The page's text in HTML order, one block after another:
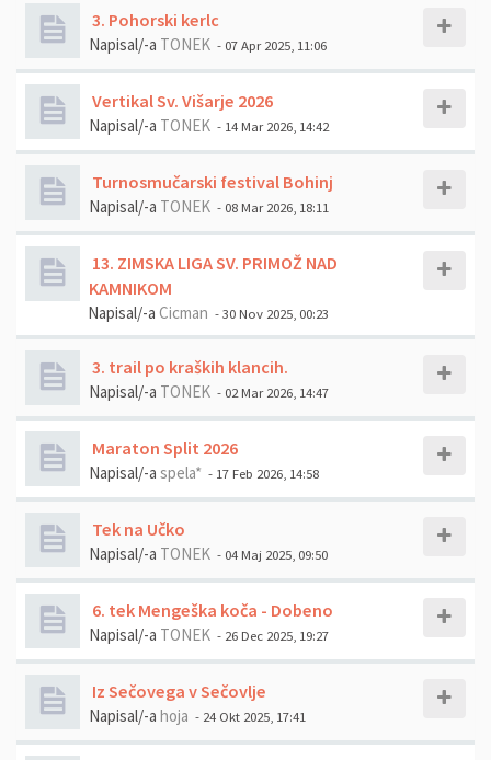
3. Pohorski kerlc
Napisal/-a TONEK - 07 Apr 2025, 11:06
Vertikal Sv. Višarje 2026
Napisal/-a TONEK - 14 Mar 2026, 14:42
Turnosmučarski festival Bohinj
Napisal/-a TONEK - 08 Mar 2026, 18:11
13. ZIMSKA LIGA SV. PRIMOŽ NAD
KAMNIKOM
Napisal/-a Cicman - 30 Nov 2025, 00:23
3. trail po kraških klancih.
Napisal/-a TONEK - 02 Mar 2026, 14:47
Maraton Split 2026
Napisal/-a spela* - 17 Feb 2026, 14:58
Tek na Učko
Napisal/-a TONEK - 04 Maj 2025, 09:50
6. tek Mengeška koča - Dobeno
Napisal/-a TONEK - 26 Dec 2025, 19:27
Iz Sečovega v Sečovlje
Napisal/-a hoja - 24 Okt 2025, 17:41